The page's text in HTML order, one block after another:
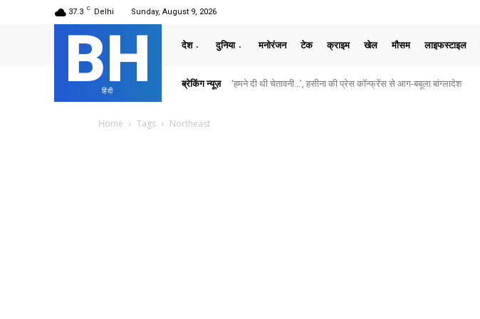
37.3 C Delhi Sunday, August 9, 2026
BH
हिंदी
देश दुनिया मनोरंजन टेक क्राइम खेल मौसम लाइफस्टाइल
ब्रेकिंग न्यूज़ ‘हमने दी थी चेतावनी…’, हसीना की प्रेस कॉन्फ्रेंस से आग-बबूला बांग्लादेश
Home Tags Northeast